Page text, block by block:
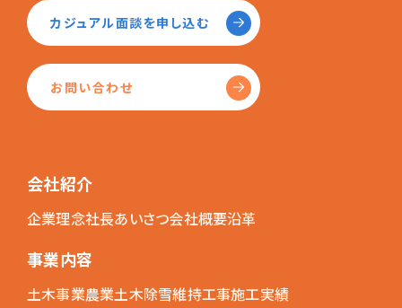
カジュアル面談を申し込む
お問い合わせ
会社紹介
企業理念社長あいさつ会社概要沿革
事業内容
土木事業農業土木除雪維持工事施工実績